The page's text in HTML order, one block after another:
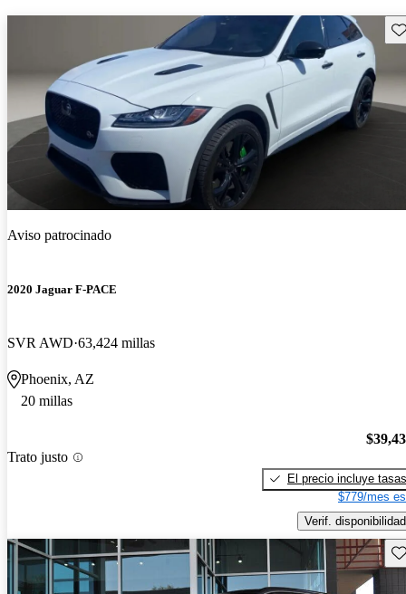
Aviso patrocinado
2020 Jaguar F-PACE
SVR AWD 63,424 millas
Phoenix, AZ
20 millas
Trato justo
El precio incluye tasas
$779/mes
Verif. disponibilidad